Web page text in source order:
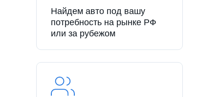
Найдем авто под вашу
потребность на рынке РФ
или за рубежом